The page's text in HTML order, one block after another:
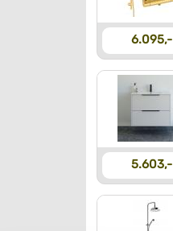
6.095,-
5.603,-